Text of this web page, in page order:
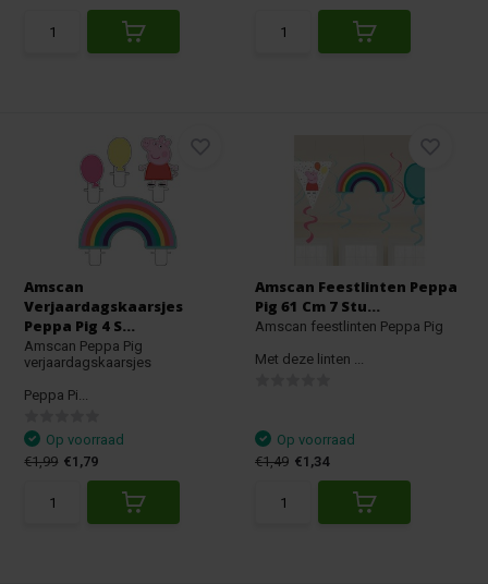
Amscan
Verjaardagskaarsjes
Peppa Pig 4 S...
Amscan Peppa Pig
verjaardagskaarsjes
Peppa Pi...
Op voorraad
€1,99 €1,79
Amscan Feestlinten Peppa
Pig 61 Cm 7 Stu...
Amscan feestlinten Peppa Pig
Met deze linten ...
Op voorraad
€1,49 €1,34